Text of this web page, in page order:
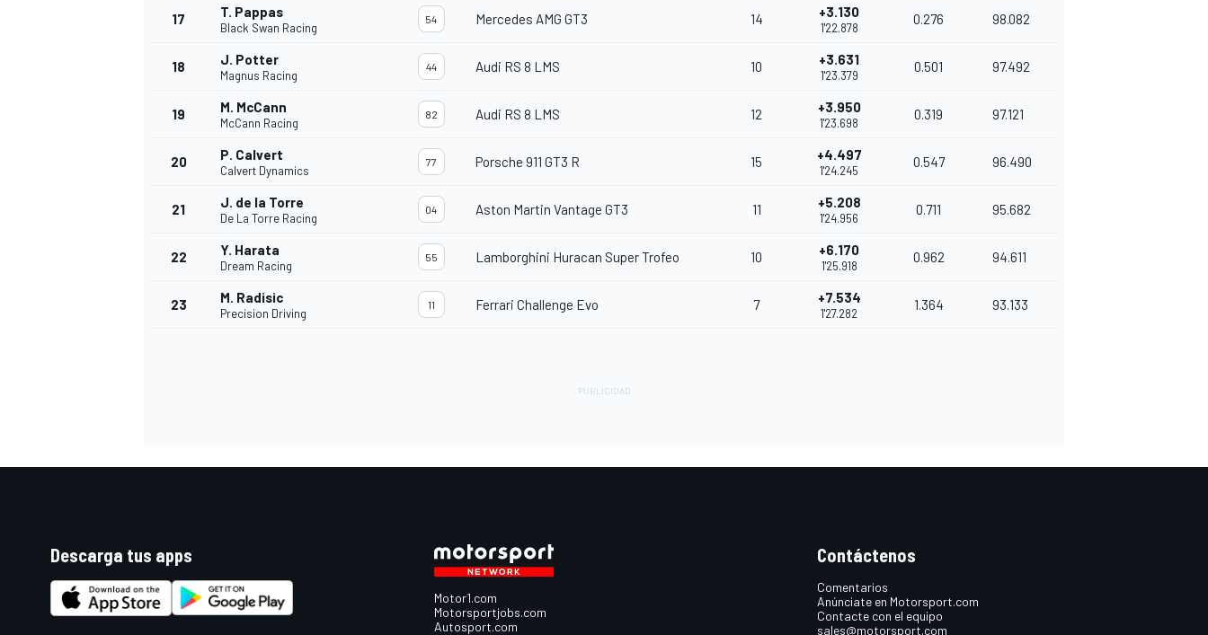
17 T. Pappas
Black Swan Racing
54 Mercedes AMG GT3 14 +3.130
1'22.878
0.276 98.082
18 J. Potter
Magnus Racing
44 Audi RS 8 LMS 10 +3.631
1'23.379
0.501 97.492
19 M. McCann
McCann Racing
82 Audi RS 8 LMS 12 +3.950
1'23.698
0.319 97.121
20 P. Calvert
Calvert Dynamics
77 Porsche 911 GT3 R 15 +4.497
1'24.245
0.547 96.490
21 J. de la Torre
De La Torre Racing
04 Aston Martin Vantage GT3 11 +5.208
1'24.956
0.711 95.682
22 Y. Harata
Dream Racing
55 Lamborghini Huracan Super Trofeo 10 +6.170
1'25.918
0.962 94.611
23 M. Radisic
Precision Driving
11 Ferrari Challenge Evo 7 +7.534
1'27.282
1.364 93.133
Descarga tus apps
Motor1.com
Motorsportjobs.com
Autosport.com
Contáctenos
Comentarios
Anúnciate en Motorsport.com
Contacte con el equipo
sales@motorsport.com